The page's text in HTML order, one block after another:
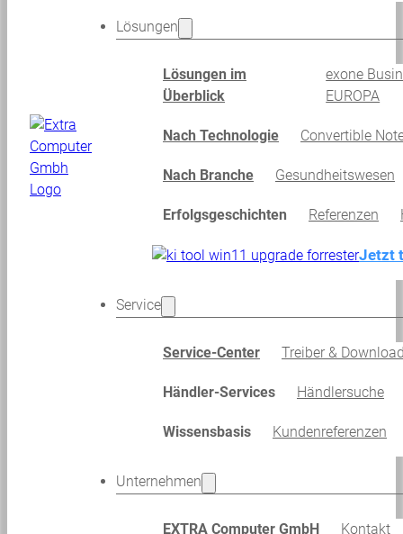
Lösungen
Lösungen im
Überblick
exone
EUROPA
Nach Technologie Convertible
Nach Branche Gesundheitswesen
Erfolgsgeschichten Referenzen
Jetzt
Service
Service-Center Treiber &
Händler-Services Händlersuche
Wissensbasis Kundenreferenzen
Unternehmen
EXTRA Computer GmbH Kontakt